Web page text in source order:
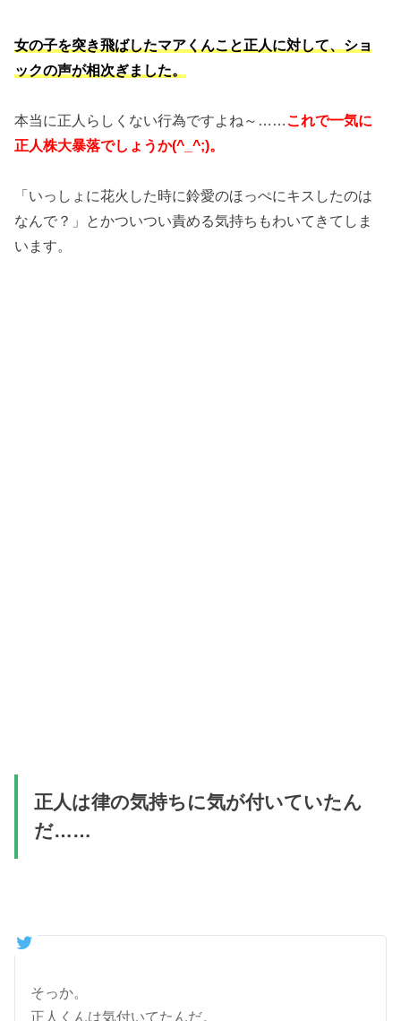
女の子を突き飛ばしたマアくんこと正人に対して、ショ
ックの声が相次ぎました。
本当に正人らしくない行為ですよね～…… これで一気に
正人株大暴落でしょうか(^_^;)。
「いっしょに花火した時に鈴愛のほっぺにキスしたのは
なんで？」とかついつい責める気持ちもわいてきてしま
います。
正人は律の気持ちに気が付いていたん
だ……
そっか。
正人くんは気付いてたんだ。